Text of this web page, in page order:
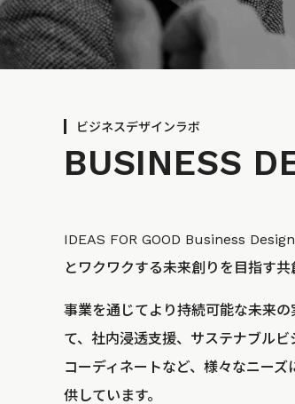
ビジネスデザインラボ
BUSINESS
IDEAS FOR GOOD Business
とワクワクする未来創りを目指す共
事業を通じてより持続可能な未来
て、社内浸透支援、サステナブル
コーディネートなど、様々なニー
供しています。